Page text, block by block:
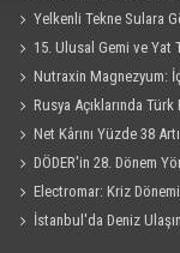
Yelkenli Tekne Sulara
15. Ulusal Gemi ve Yat
Uzatıldı
Nutraxin Magnezyum:
Rusya Açıklarında Türk
Net Kârını Yüzde 38
DÖDER'in 28. Dönem
Electromar: Kriz
İstanbul'da Deniz